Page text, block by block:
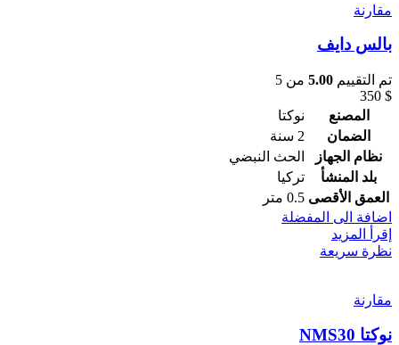
مقارنة
بالس دايف
تم التقييم 5.00 من 5
350 $
المصنع
نوكتا
الضمان
2 سنة
نظام الجهاز
الحث النبضي
بلد المنشأ
تركيا
العمق الأقصى 0.5 متر
اضافة الى المفضلة
إقرأ المزيد
نظرة سريعة
مقارنة
نوكتا NMS30